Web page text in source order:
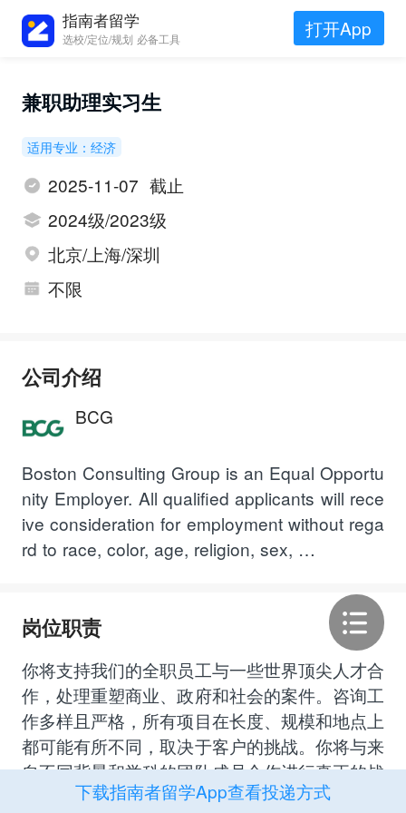
指南者留学
选校/定位/规划 必备工具 打开App
兼职助理实习生
适用专业：经济
2025-11-07 截止
2024级/2023级
北京/上海/深圳
不限
公司介绍
BCG
Boston Consulting Group is an Equal Opportu
nity Employer. All qualified applicants will rece
ive consideration for employment without rega
rd to race, color, age, religion, sex, …
岗位职责
你将支持我们的全职员工与一些世界顶尖人才合
作，处理重塑商业、政府和社会的案件。咨询工
作多样且严格，所有项目在长度、规模和地点上
都可能有所不同，取决于客户的挑战。你将与来
自不同背景和学科的团队成员合作进行真正的战
略项目，从不同角度增加你对复杂商业问题的理
下载指南者留学App查看投递方式